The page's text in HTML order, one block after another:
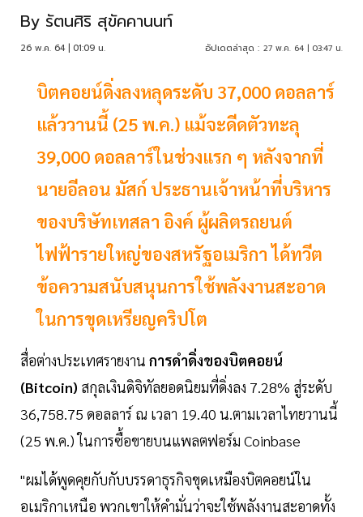
By รัตนศิริ สุขัคคานนท์
26 พ.ค. 64 | 01:09 น. อัปเดตล่าสุด : 27 พ.ค. 64 | 03:47 น.
บิตคอยน์ดิ่งลงหลุดระดับ 37,000 ดอลลาร์
แล้ววานนี้ (25 พ.ค.) แม้จะดีดตัวทะลุ
39,000 ดอลลาร์ในช่วงแรก ๆ หลังจากที่
นายอีลอน มัสก์ ประธานเจ้าหน้าที่บริหาร
ของบริษัทเทสลา อิงค์ ผู้ผลิตรถยนต์
ไฟฟ้ารายใหญ่ของสหรัฐอเมริกา ได้ทวีต
ข้อความสนับสนุนการใช้พลังงานสะอาด
ในการขุดเหรียญคริปโต
สื่อต่างประเทศรายงาน การดำดิ่งของบิตคอยน์
(Bitcoin) สกุลเงินดิจิทัลยอดนิยมที่ดิ่งลง 7.28% สู่ระดับ
36,758.75 ดอลลาร์ ณ เวลา 19.40 น.ตามเวลาไทยวานนี้
(25 พ.ค.) ในการซื้อขายบนแพลตฟอร์ม Coinbase
"ผมได้พูดคุยกับกับบรรดาธุรกิจขุดเหมืองบิตคอยน์ใน
อเมริกาเหนือ พวกเขาให้คำมั่นว่าจะใช้พลังงานสะอาดทั้ง